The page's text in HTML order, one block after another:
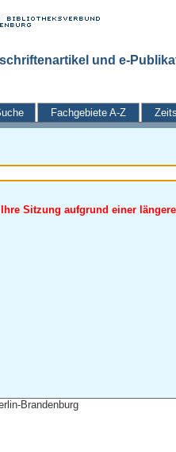
und e-
Fachgebiete A-Z
Sitzung aufgrund einer
Brandenburg